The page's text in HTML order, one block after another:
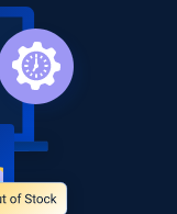
count, and
ahora
- Collects